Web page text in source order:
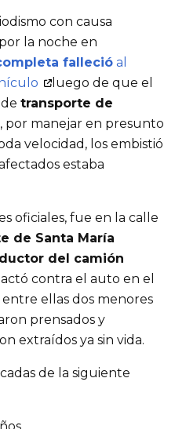
con causa
falleció al
luego de que el
transporte de
velocidad, los embistió
estaba
oficiales, fue en la calle
de Santa María
del camión
contra el auto en el
entre ellas dos menores
prensados y
extraídos ya sin vida.
de la siguiente